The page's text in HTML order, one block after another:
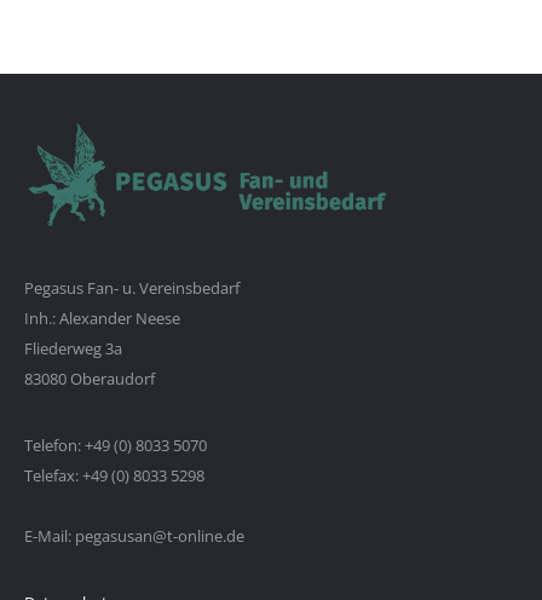
Pegasus Fan- u. Vereinsbedarf
Inh.: Alexander Neese
Fliederweg 3a
83080 Oberaudorf
Telefon: +49 (0) 8033 5070
Telefax: +49 (0) 8033 5298
E-Mail: pegasusan@t-online.de